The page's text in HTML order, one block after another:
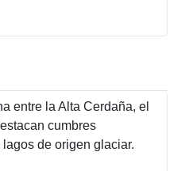
entre la Alta Cerdaña, el
cumbres
de origen glaciar.